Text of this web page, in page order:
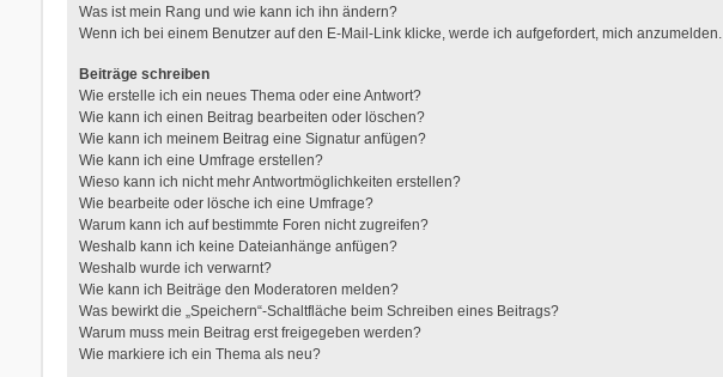
Was ist mein Rang und wie kann ich ihn ändern?
Wenn ich bei einem Benutzer auf den E-Mail-Link klicke, werde ich aufgefordert, mich anzumelden.
Beiträge schreiben
Wie erstelle ich ein neues Thema oder eine Antwort?
Wie kann ich einen Beitrag bearbeiten oder löschen?
Wie kann ich meinem Beitrag eine Signatur anfügen?
Wie kann ich eine Umfrage erstellen?
Wieso kann ich nicht mehr Antwortmöglichkeiten erstellen?
Wie bearbeite oder lösche ich eine Umfrage?
Warum kann ich auf bestimmte Foren nicht zugreifen?
Weshalb kann ich keine Dateianhänge anfügen?
Weshalb wurde ich verwarnt?
Wie kann ich Beiträge den Moderatoren melden?
Was bewirkt die „Speichern“-Schaltfläche beim Schreiben eines Beitrags?
Warum muss mein Beitrag erst freigegeben werden?
Wie markiere ich ein Thema als neu?